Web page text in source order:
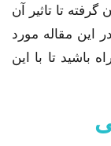
تا تاثیر آن
این مقاله مورد
باشید تا با این